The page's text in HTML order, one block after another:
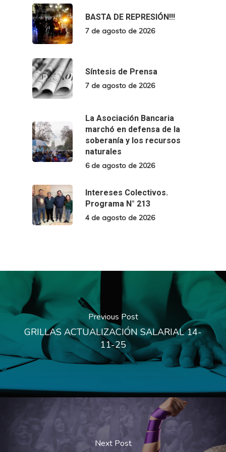
BASTA DE REPRESIÓN!!!
7 de agosto de 2026
Síntesis de Prensa
7 de agosto de 2026
La Asociación Bancaria
marchó en defensa de la
soberanía y los recursos
naturales
6 de agosto de 2026
Intereses Colectivos.
Programa N° 213
4 de agosto de 2026
Previous Post
GRILLAS ACTUALIZACIÓN SALARIAL 14-
11-25
Next Post